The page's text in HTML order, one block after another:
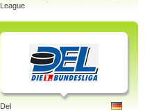
League
Del